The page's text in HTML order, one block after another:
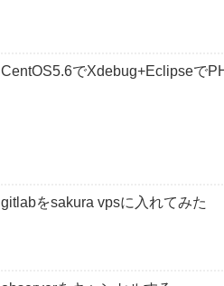
CentOS5.6でXdebug+Eclipseで
gitlabをsakura vpsに入れてみた